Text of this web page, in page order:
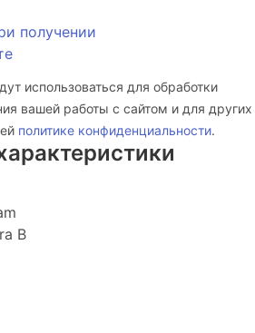
получении
использоваться для обработки
вашей работы с сайтом и для других
политике конфиденциальности.
B